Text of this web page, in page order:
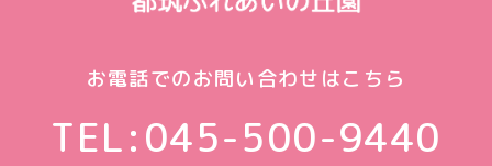
お電話でのお問い合わせはこちら
TEL:045-500-9440